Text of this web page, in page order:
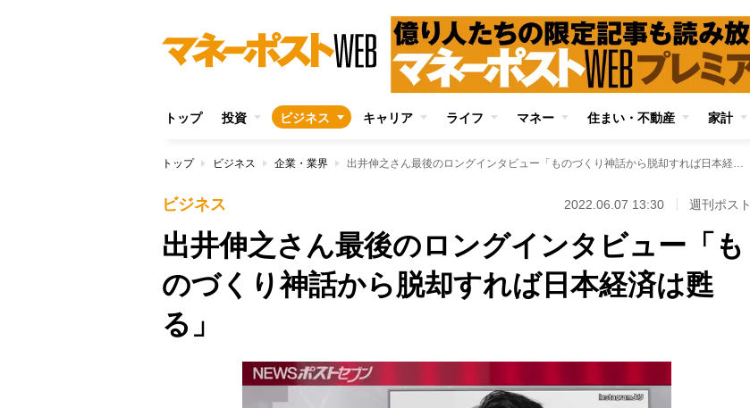
トップ 投資 ビジネス キャリア ライフ マネー 住まい・不動産 家計
トップ ビジネス 企業・業界 出井伸之さん最後のロングインタビュー「ものづくり神話から脱却すれば日本経済は甦る」
ビジネス 2022.06.07 13:30 週刊ポスト
出井伸之さん最後のロングインタビュー「も
のづくり神話から脱却すれば日本経済は甦
る」